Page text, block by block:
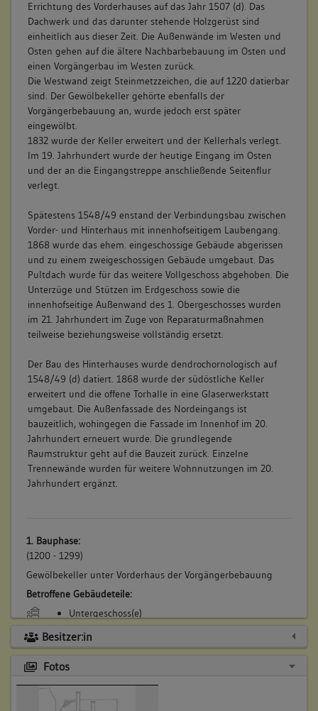
Errichtung des Vorderhauses auf das Jahr 1507 (d). Das
Dachwerk und das darunter stehende Holzgerüst sind
einheitlich aus dieser Zeit. Die Außenwände im Westen und
Osten gehen auf die ältere Nachbarbebauung im Osten und
einen Vorgängerbau im Westen zurück.
Die Westwand zeigt Steinmetzzeichen, die auf 1220 datierbar
sind. Der Gewölbekeller gehörte ebenfalls der
Vorgängerbebauung an, wurde jedoch erst später
eingewölbt.
1832 wurde der Keller erweitert und der Kellerhals verlegt.
Im 19. Jahrhundert wurde der heutige Eingang im Osten
und der an die Eingangstreppe anschließende Seitenflur
verlegt.
Spätestens 1548/49 enstand der Verbindungsbau zwischen
Vorder- und Hinterhaus mit innenhofseitigem Laubengang.
1868 wurde das ehem. eingeschossige Gebäude abgerissen
und zu einem zweigeschossigen Gebäude umgebaut. Das
Pultdach wurde für das weitere Vollgeschoss abgehoben. Die
Unterzüge und Stützen im Erdgeschoss sowie die
innenhofseitige Außenwand des 1. Obergeschosses wurden
im 21. Jahrhundert im Zuge von Reparaturmaßnahmen
teilweise beziehungsweise vollständig ersetzt.
Der Bau des Hinterhauses wurde dendrochornologisch auf
1548/49 (d) datiert. 1868 wurde der südöstliche Keller
erweitert und die offene Torhalle in eine Glaserwerkstatt
umgebaut. Die Außenfassade des Nordeingangs ist
bauzeitlich, wohingegen die Fassade im Innenhof im 20.
Jahrhundert erneuert wurde. Die grundlegende
Raumstruktur geht auf die Bauzeit zurück. Einzelne
Trennewände wurden für weitere Wohnnutzungen im 20.
Jahrhundert ergänzt.
1. Bauphase:
(1200 - 1299)
Gewölbekeller unter Vorderhaus der Vorgängerbebauung
Betroffene Gebäudeteile:
Untergeschoss(e)
2. Bauphase:
(1220)
Steinmetzzeichen an der Westwand des Vorderhauses
Besitzer:in
Fotos